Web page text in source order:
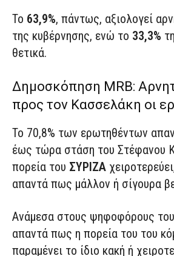
Το 63,9%, πάντως, αξιολογεί
της κυβέρνησης, ενώ το 33,3%
θετικά.
Δημοσκόπηση MRB:
προς τον Κασσελάκη οι
Το 70,8% των ερωτηθέντων
έως τώρα στάση του Στέφανου
πορεία του ΣΥΡΙΖΑ
απαντά πως μάλλον ή σίγουρα
Ανάμεσα στους ψηφοφόρους του
απαντά πως η πορεία του του
παραμένει το ίδιο κακή ή